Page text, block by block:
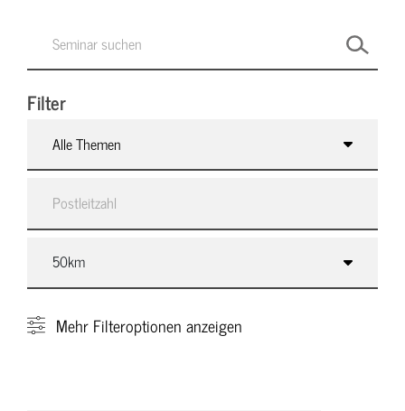
Filter
Alle Themen
Mehr Filteroptionen anzeigen